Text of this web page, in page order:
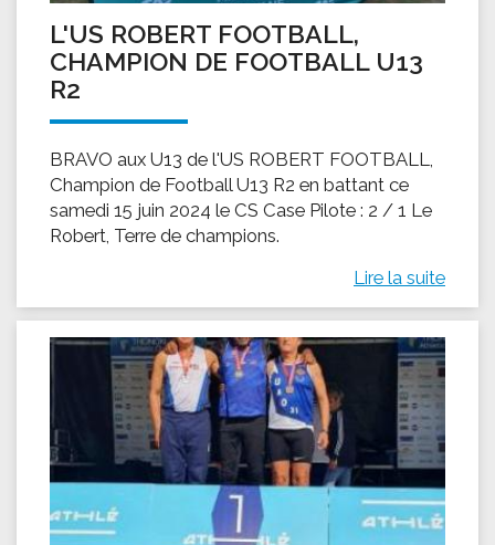
L'US ROBERT FOOTBALL,
CHAMPION DE FOOTBALL U13
R2
BRAVO aux U13 de l'US ROBERT FOOTBALL,
Champion de Football U13 R2 en battant ce
samedi 15 juin 2024 le CS Case Pilote : 2 / 1 Le
Robert, Terre de champions.
Lire la suite